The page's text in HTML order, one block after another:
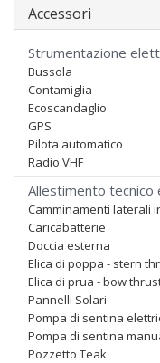
Accessori
Strumentazione
Bussola
Contamiglia
Ecoscandaglio
GPS
Pilota automatico
Radio VHF
Allestimento tecnico
Camminamenti laterali
Caricabatterie
Doccia esterna
Elica di poppa - stern
Elica di prua - bow
Pannelli Solari
Pompa di sentina
Pompa di sentina
Pozzetto Teak